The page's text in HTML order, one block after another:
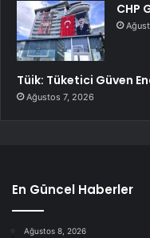
CHP
Tüik: Tüketici Güven
Ağustos 7, 2026
En Güncel Haberler
Ağustos 8, 2026